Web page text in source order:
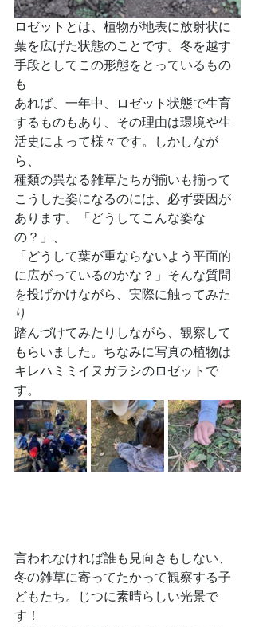
ロゼットとは、植物が地表に放射状に
葉を広げた状態のことです。冬を越す
手段としてこの形態をとっているもの
も
あれば、一年中、ロゼット状態で生育
するものもあり、その理由は環境や生
活史によって様々です。しかしなが
ら、
種類の異なる雑草たちが揃いも揃って
こうした姿になるのには、必ず要因が
あります。「どうしてこんな姿な
の？」、
「どうして葉が重ならないよう平面的
に広がっているのかな？」そんな質問
を投げかけながら、実際に触ってみた
り
踏んづけてみたりしながら、観察して
もらいました。ちなみに写真の植物は
キレハミミイヌガラシのロゼットで
す。
言われなければ誰も見向きもしない、
冬の雑草に寄ってたかって観察する子
どもたち。じつに素晴らしい光景で
す！